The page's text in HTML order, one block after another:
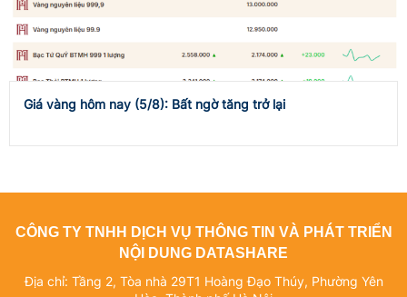
Giá vàng hôm nay (5/8): Bất ngờ tăng trở lại
CÔNG TY TNHH DỊCH VỤ THÔNG TIN VÀ PHÁT TRIỂN
NỘI DUNG DATASHARE
Địa chỉ: Tầng 2, Tòa nhà 29T1 Hoàng Đạo Thúy, Phường Yên